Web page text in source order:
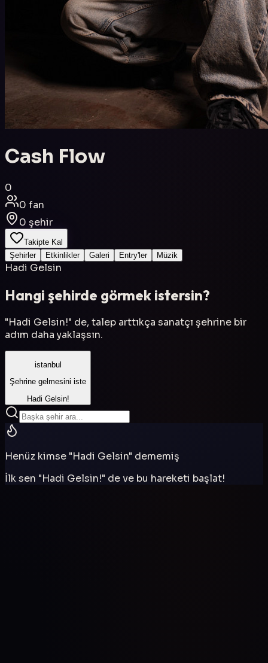
Cash Flow
0
0 fan
0 şehir
Takipte Kal
Şehirler
Etkinlikler Galeri Entry'ler Müzik
Hadi Gelsin
Hangi şehirde görmek istersin?
"Hadi Gelsin!" de, talep arttıkça sanatçı şehrine bir
adım daha yaklaşsın.
istanbul
Şehrine gelmesini iste
Hadi Gelsin!
Henüz kimse "Hadi Gelsin" dememiş
İlk sen "Hadi Gelsin!" de ve bu hareketi başlat!